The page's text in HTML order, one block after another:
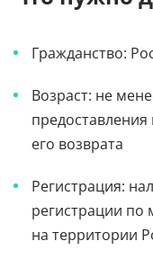
Гражданство:
Возраст: не
его возврата
Регистрация:
регистрации по
на территории